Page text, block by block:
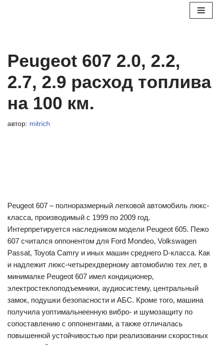
Peugeot 607 2.0, 2.2,
2.7, 2.9 расход топлива
на 100 км.
автор: mitrich
Peugeot 607 – полноразмерный легковой автомобиль люкс-
класса, производимый с 1999 по 2009 год.
Интерпретируется наследником модели Peugeot 605. Пежо
607 считался оппонентом для Ford Mondeo, Volkswagen
Passat, Toyota Camry и иных машин среднего D-класса. Как
и надлежит люкс-четырехдверному автомобилю тех лет, в
минималке Peugeot 607 имел кондиционер,
электростеклоподъемники, аудиосистему, центральный
замок, подушки безопасности и АБС. Кроме того, машина
получила уоптимальнеенную вибро- и шумозащиту по
сопоставлению с оппонентами, а также отличалась
повышенной устойчивостью при реализовании скоростных